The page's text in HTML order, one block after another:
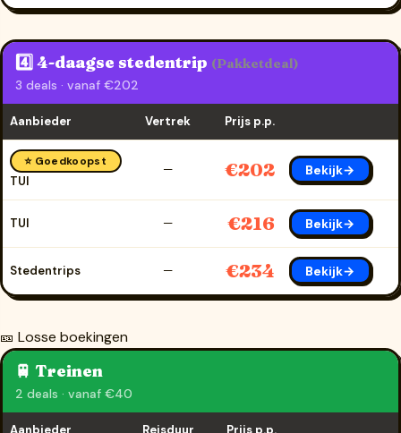
4️⃣ 4-daagse stedentrip (Pakketdeal)
3 deals · vanaf €202
Aanbieder Vertrek Prijs p.p.
⭐ Goedkoopst
TUI
— €202 Bekijk→
TUI — €216 Bekijk→
Stedentrips — €234 Bekijk→
🎫 Losse boekingen
🚆 Treinen
2 deals · vanaf €40
Aanbieder Reisduur Prijs p.p.